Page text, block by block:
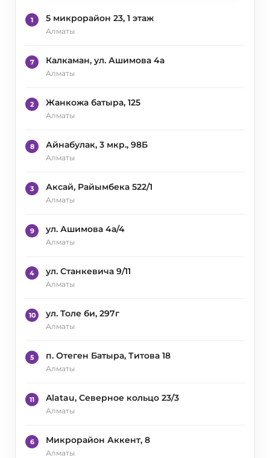
1 5 микрорайон 23, 1 этаж
Алматы
7 Калкаман, ул. Ашимова 4а
Алматы
2 Жанкожа батыра, 125
Алматы
8 Айнабулак, 3 мкр., 98Б
Алматы
3 Аксай, Райымбека 522/1
Алматы
9 ул. Ашимова 4а/4
Алматы
4 ул. Станкевича 9/11
Алматы
10 ул. Толе би, 297г
Алматы
5 п. Отеген Батыра, Титова 18
Алматы
11 Alatau, Северное кольцо 23/3
Алматы
6 Микрорайон Аккент, 8
Алматы